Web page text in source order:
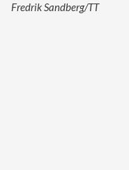
Fredrik Sandberg/TT